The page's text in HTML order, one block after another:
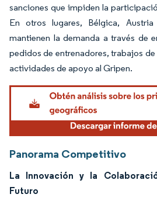
sanciones que impiden la
En otros lugares, Bélgica,
mantienen la demanda a través de
pedidos de entrenadores, trabajos
actividades de apoyo al Gripen.
Panorama Competitivo
La Innovación y la
Futuro